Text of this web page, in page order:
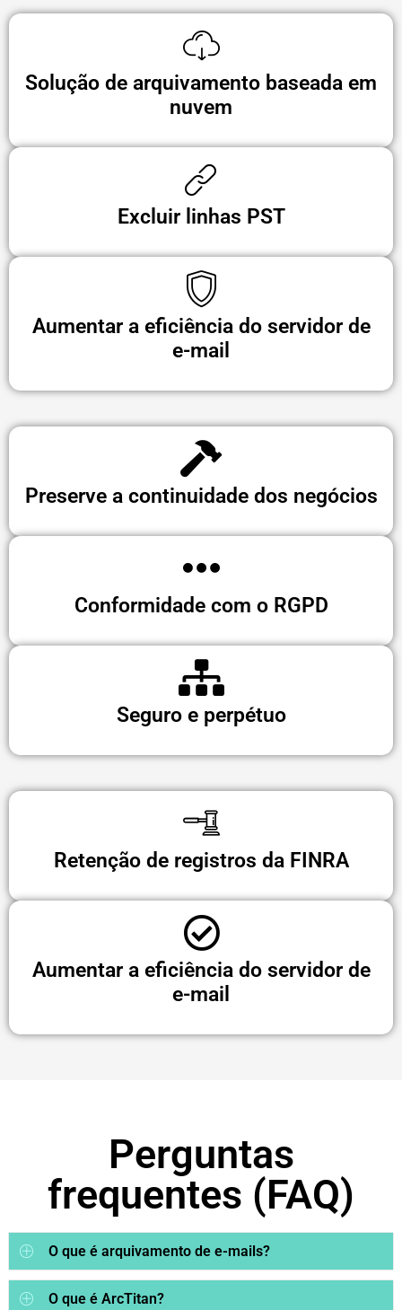
Solução de arquivamento baseada em
nuvem
Excluir linhas PST
Aumentar a eficiência do servidor de
e-mail
Preserve a continuidade dos negócios
Conformidade com o RGPD
Seguro e perpétuo
Retenção de registros da FINRA
Aumentar a eficiência do servidor de
e-mail
Perguntas
frequentes (FAQ)
O que é arquivamento de e-mails?
O que é ArcTitan?